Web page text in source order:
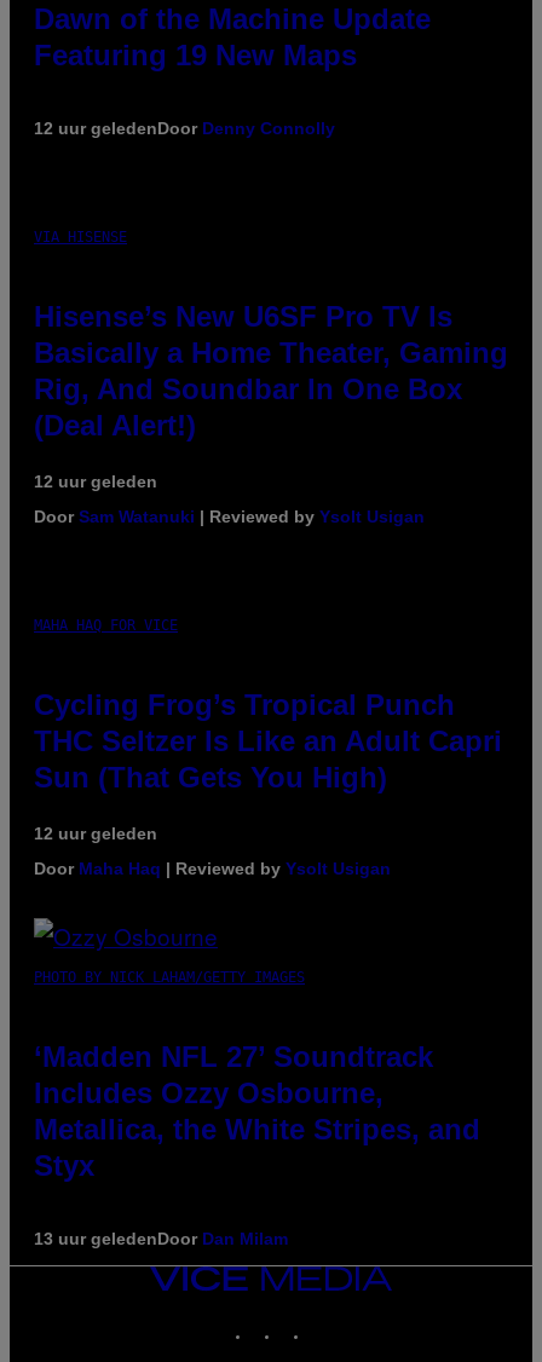
Dawn of the Machine Update
Featuring 19 New Maps
12 uur geledenDoor Denny Connolly
VIA HISENSE
Hisense’s New U6SF Pro TV Is
Basically a Home Theater, Gaming
Rig, And Soundbar In One Box
(Deal Alert!)
12 uur geleden
DoorSam Watanuki | Reviewed by Ysolt Usigan
MAHA HAQ FOR VICE
Cycling Frog’s Tropical Punch
THC Seltzer Is Like an Adult Capri
Sun (That Gets You High)
12 uur geleden
Door Maha Haq | Reviewed by Ysolt Usigan
PHOTO BY NICK LAHAM/GETTY IMAGES
‘Madden NFL 27’ Soundtrack
Includes Ozzy Osbourne,
Metallica, the White Stripes, and
Styx
13 uur geledenDoor Dan Milam
VICE
MEDIA